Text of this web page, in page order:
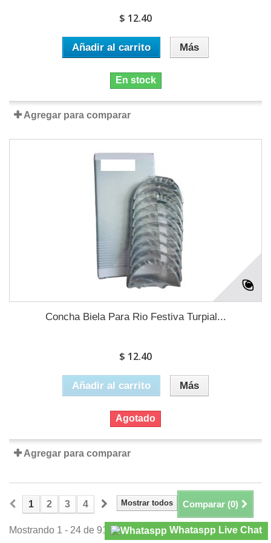
$ 12.40
Añadir al carrito Más
En stock
Agregar para comparar
Concha Biela Para Rio Festiva Turpial...
$ 12.40
Añadir al carrito Más
Agotado
Agregar para comparar
Comparar (0)
Mostrar todos
1 2 3 4
Mostrando 1 - 24 de 91 items Whataspp Live Chat